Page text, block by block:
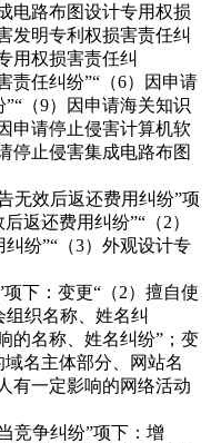
电路布图设计专用权损
发明专利权损害责任纠
用权损害责任纠
责任纠纷”“（6）因申请
（9）因申请海关知识
申请停止侵害计算机软
停止侵害集成电路布图
效后返还费用纠纷”项
返还费用纠纷”“（2）
纷”“（3）外观设计专
下：变更“（2）擅自使
织名称、姓名纠
的名称、姓名纠纷”；变
名主体部分、网站名
有一定影响的网络活动
争纠纷”项下：增